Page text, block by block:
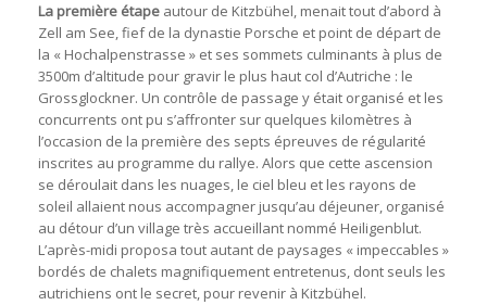
La première étape autour de Kitzbühel, menait tout d’abord à
Zell am See, fief de la dynastie Porsche et point de départ de
la « Hochalpenstrasse » et ses sommets culminants à plus de
3500m d’altitude pour gravir le plus haut col d’Autriche : le
Grossglockner. Un contrôle de passage y était organisé et les
concurrents ont pu s’affronter sur quelques kilomètres à
l’occasion de la première des septs épreuves de régularité
inscrites au programme du rallye. Alors que cette ascension
se déroulait dans les nuages, le ciel bleu et les rayons de
soleil allaient nous accompagner jusqu’au déjeuner, organisé
au détour d’un village très accueillant nommé Heiligenblut.
L’après-midi proposa tout autant de paysages « impeccables »
bordés de chalets magnifiquement entretenus, dont seuls les
autrichiens ont le secret, pour revenir à Kitzbühel.